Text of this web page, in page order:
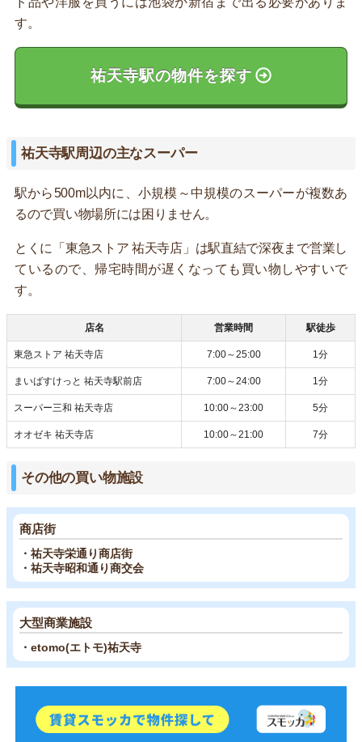
す。
祐天寺駅の物件を探す
祐天寺駅周辺の主なスーパー
駅から500m以内に、小規模～中規模のスーパーが複数あ
るので買い物場所には困りません。
とくに「東急ストア 祐天寺店」は駅直結で深夜まで営業し
ているので、帰宅時間が遅くなっても買い物しやすいで
す。
店名 営業時間 駅徒歩
東急ストア 祐天寺店 7:00～25:00 1分
まいばすけっと 祐天寺駅前店 7:00～24:00 1分
スーパー三和 祐天寺店 10:00～23:00 5分
オオゼキ 祐天寺店 10:00～21:00 7分
その他の買い物施設
商店街
・祐天寺栄通り商店街
・祐天寺昭和通り商交会
大型商業施設
・etomo(エトモ)祐天寺